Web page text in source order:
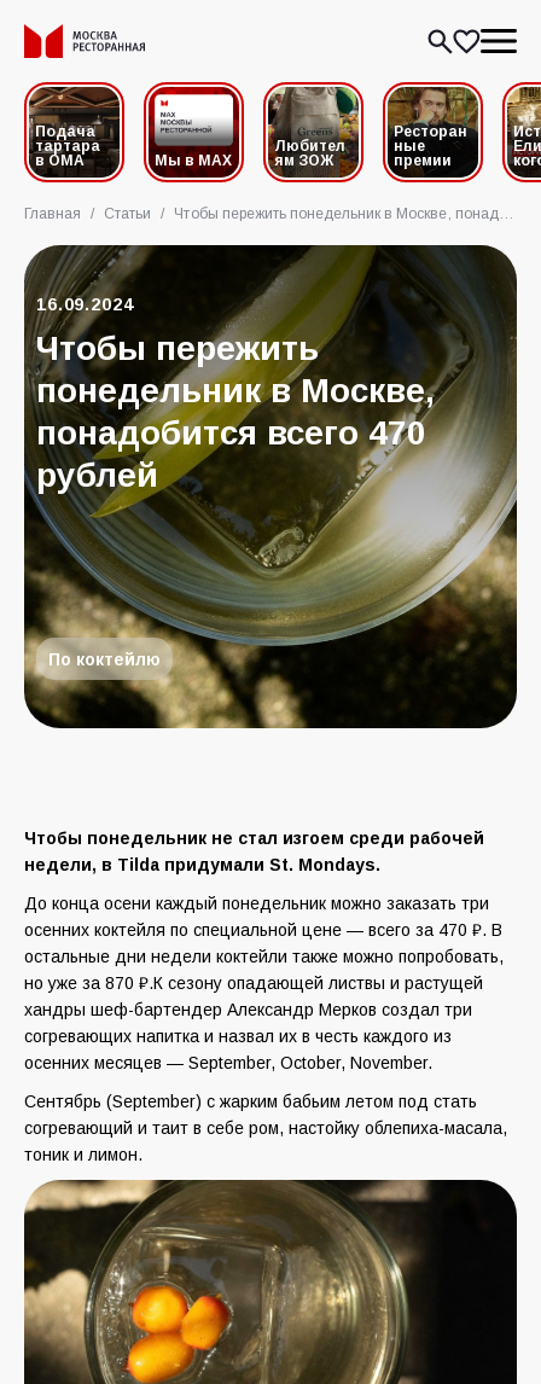
Подача
тартара
в ОМА
Мы в MAX
Любител
ям ЗОЖ
Ресторан
ные
премии
Главная / Статьи / Чтобы пережить понедельник в Москве, понадобится всего 470 рублей
16.09.2024
Чтобы пережить
понедельник в Москве,
понадобится всего 470
рублей
По коктейлю
Чтобы понедельник не стал изгоем среди рабочей
недели, в Tilda придумали St. Mondays.
До конца осени каждый понедельник можно заказать три
осенних коктейля по специальной цене — всего за 470 ₽. В
остальные дни недели коктейли также можно попробовать,
но уже за 870 ₽.К сезону опадающей листвы и растущей
хандры шеф-бартендер Александр Мерков создал три
согревающих напитка и назвал их в честь каждого из
осенних месяцев — September, October, November.
Сентябрь (September) с жарким бабьим летом под стать
согревающий и таит в себе ром, настойку облепиха-масала,
тоник и лимон.